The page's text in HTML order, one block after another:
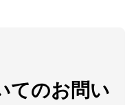
てのお問い